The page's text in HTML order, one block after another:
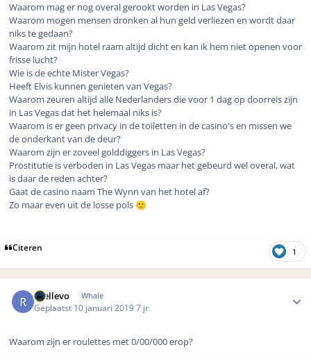
Waarom mag er nog overal gerookt worden in Las Vegas?
Waarom mogen mensen dronken al hun geld verliezen en wordt daar
niks te gedaan?
Waarom zit mijn hotel raam altijd dicht en kan ik hem niet openen voor
frisse lucht?
Wie is de echte Mister Vegas?
Heeft Elvis kunnen genieten van Vegas?
Waarom zeuren altijd alle Nederlanders die voor 1 dag op doorreis zijn
in Las Vegas dat het helemaal niks is?
Waarom is er geen privacy in de toiletten in de casino's en missen we
de onderkant van de deur?
Waarom zijn er zoveel golddiggers in Las Vegas?
Prostitutie is verboden in Las Vegas maar het gebeurd wel overal, wat
is daar de reden achter?
Gaat de casino naam The Wynn van het hotel af?
Zo maar even uit de losse pols 🙂
Citeren 1
rhellevo Whale
Geplaatst 10 januari 20197 jr
Waarom zijn er roulettes met 0/00/000 erop?